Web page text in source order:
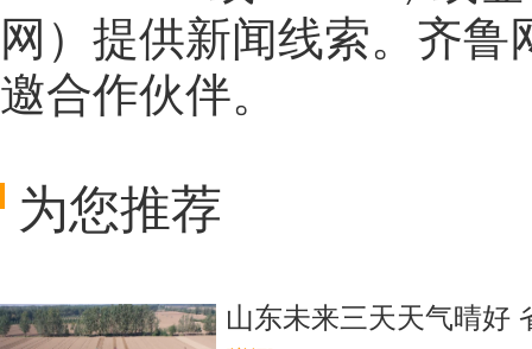
网 ）提供新闻线索。齐鲁
邀合作伙伴。
为您推荐
山东未来三天天气晴好